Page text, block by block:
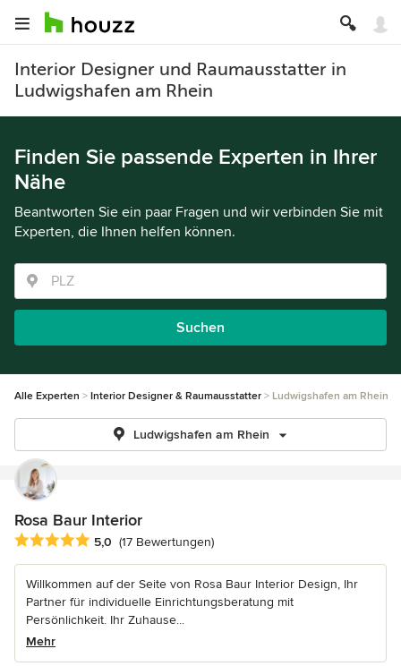
Interior Designer und Raumausstatter in
Ludwigshafen am Rhein
Finden Sie passende Experten in Ihrer
Nähe
Beantworten Sie ein paar Fragen und wir verbinden Sie mit
Experten, die Ihnen helfen können.
Suchen
Alle Experten Interior Designer & Raumausstatter Ludwigshafen am Rhein
Ludwigshafen am Rhein
Rosa Baur Interior
Durchschnittliche Bewertung: 5 von 5 Sternen
5,0 (17 Bewertungen)
Willkommen auf der Seite von Rosa Baur Interior Design, Ihr
Partner für individuelle Einrichtungsberatung mit
Persönlichkeit. Ihr Zuhause...
Mehr